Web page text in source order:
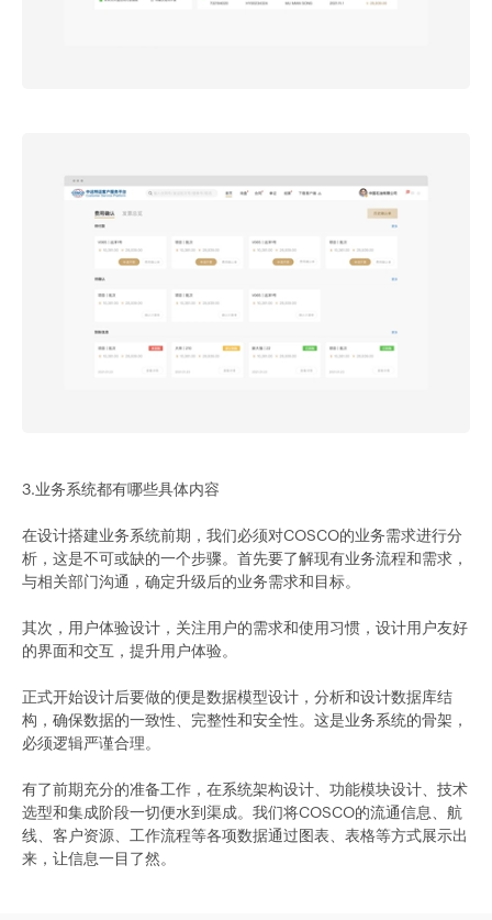
3.业务系统都有哪些具体内容
在设计搭建业务系统前期，我们必须对COSCO的业务需求进行分
析，这是不可或缺的一个步骤。首先要了解现有业务流程和需求，
与相关部门沟通，确定升级后的业务需求和目标。
其次，用户体验设计，关注用户的需求和使用习惯，设计用户友好
的界面和交互，提升用户体验。
正式开始设计后要做的便是数据模型设计，分析和设计数据库结
构，确保数据的一致性、完整性和安全性。这是业务系统的骨架，
必须逻辑严谨合理。
有了前期充分的准备工作，在系统架构设计、功能模块设计、技术
选型和集成阶段一切便水到渠成。我们将COSCO的流通信息、航
线、客户资源、工作流程等各项数据通过图表、表格等方式展示出
来，让信息一目了然。